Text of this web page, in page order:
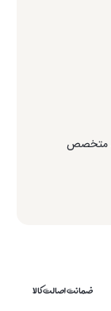
متخصص
ضمانت اصالت کالا